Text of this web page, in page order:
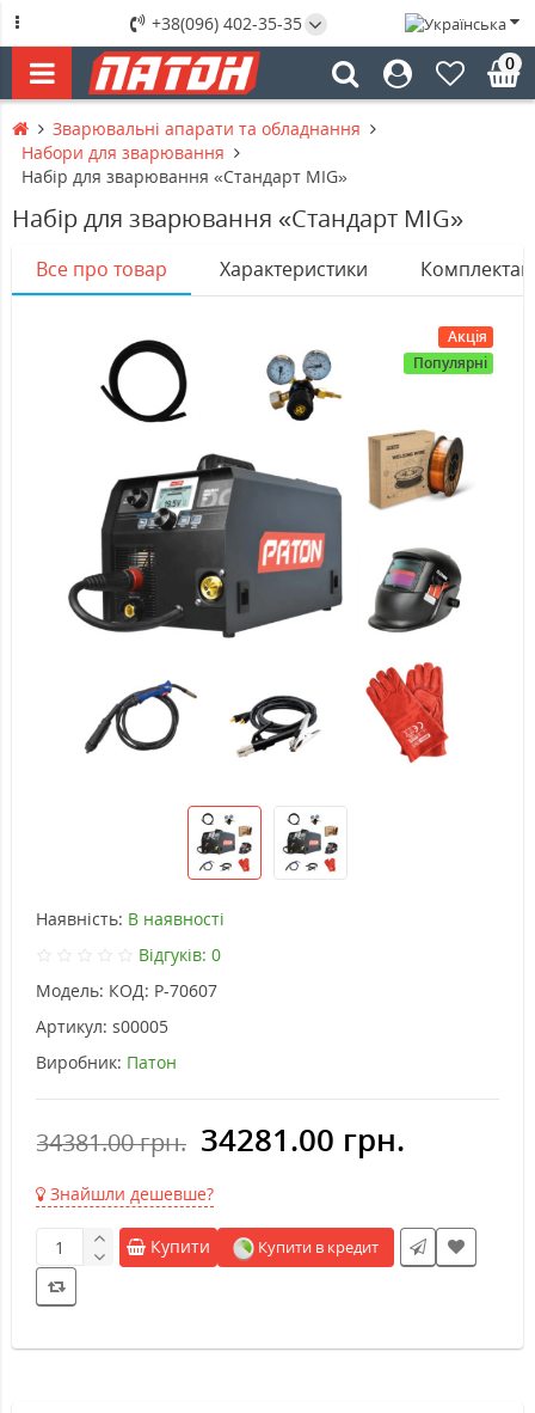
+38(096) 402-35-35
0
Зварювальні апарати та обладнання
Набори для зварювання
Набір для зварювання «Стандарт MIG»
Набір для зварювання «Стандарт MIG»
Все про товар Характеристики
Акція
Популярні
Наявність: В наявності
Відгуків: 0
Модель: КОД: P-70607
Артикул: s00005
Виробник: Патон
34381.00 грн. 34281.00 грн.
Знайшли дешевше?
Купити Купити в кредит